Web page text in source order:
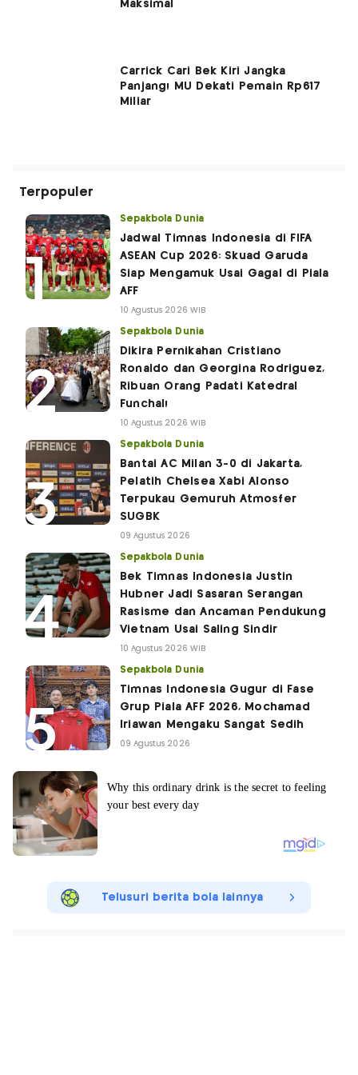
Maksimal
Carrick Cari Bek Kiri Jangka
Panjang! MU Dekati Pemain Rp617
Miliar
Terpopuler
Sepakbola Dunia
Jadwal Timnas Indonesia di FIFA
ASEAN Cup 2026: Skuad Garuda
Siap Mengamuk Usai Gagal di Piala
AFF
10 Agustus 2026 WIB
Sepakbola Dunia
Dikira Pernikahan Cristiano
Ronaldo dan Georgina Rodriguez,
Ribuan Orang Padati Katedral
Funchal!
10 Agustus 2026 WIB
Sepakbola Dunia
Bantai AC Milan 3-0 di Jakarta,
Pelatih Chelsea Xabi Alonso
Terpukau Gemuruh Atmosfer
SUGBK
09 Agustus 2026
Sepakbola Dunia
Bek Timnas Indonesia Justin
Hubner Jadi Sasaran Serangan
Rasisme dan Ancaman Pendukung
Vietnam Usai Saling Sindir
10 Agustus 2026 WIB
Sepakbola Dunia
Timnas Indonesia Gugur di Fase
Grup Piala AFF 2026, Mochamad
Iriawan Mengaku Sangat Sedih
09 Agustus 2026
Telusuri berita bola lainnya